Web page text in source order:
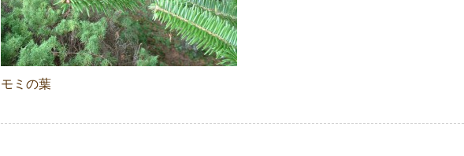
モミの葉